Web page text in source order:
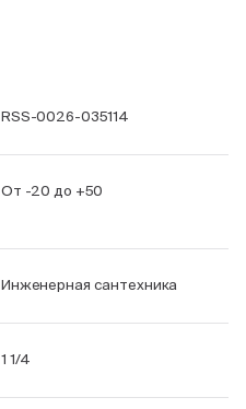
RSS-0026-035114
От -20 до +50
Инженерная сантехника
1 1/4